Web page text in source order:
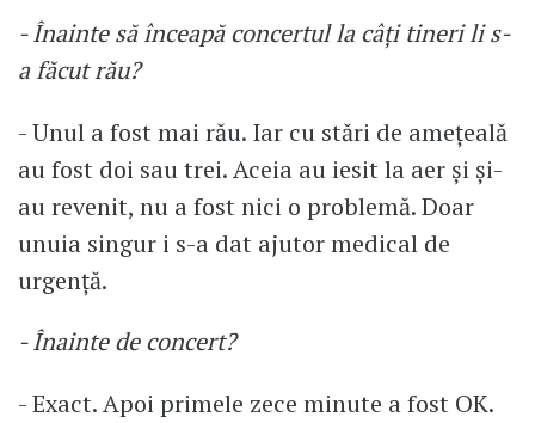
- Înainte să înceapă concertul la câți tineri li s-
a făcut rău?
- Unul a fost mai rău. Iar cu stări de amețeală
au fost doi sau trei. Aceia au iesit la aer și și-
au revenit, nu a fost nici o problemă. Doar
unuia singur i s-a dat ajutor medical de
urgență.
- Înainte de concert?
- Exact. Apoi primele zece minute a fost OK.